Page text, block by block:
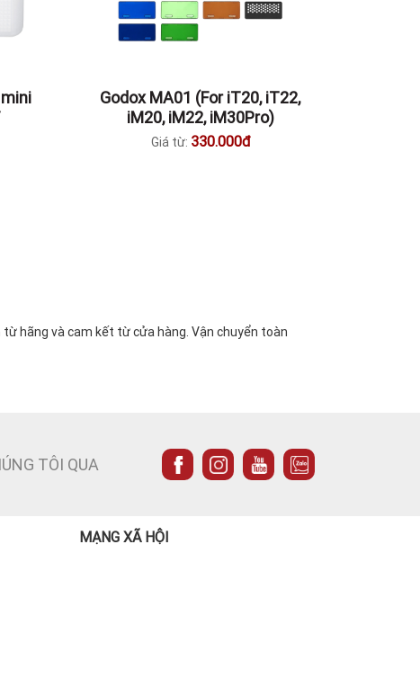
Godox MA01 (For iT20, iT22,
iM20, iM22, iM30Pro)
Giá từ: 330.000đ
hãng và cam kết từ cửa hàng. Vận chuyển toàn
TÔI QUA
MẠNG XÃ HỘI